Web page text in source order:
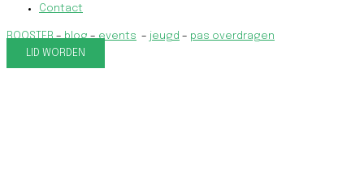
Contact
ROOSTER–blog–events – jeugd – pas overdragen
LID WORDEN